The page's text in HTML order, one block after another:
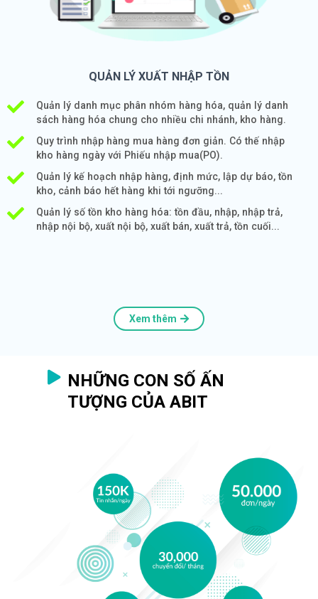
QUẢN LÝ XUẤT NHẬP TỒN
Quản lý danh mục phân nhóm hàng hóa, quản lý danh
sách hàng hóa chung cho nhiều chi nhánh, kho hàng.
Quy trình nhập hàng mua hàng đơn giản. Có thế nhập
kho hàng ngày với Phiếu nhập mua(PO).
Quản lý kế hoạch nhập hàng, định mức, lập dự báo, tồn
kho, cảnh báo hết hàng khi tới ngưỡng...
Quản lý số tồn kho hàng hóa: tồn đầu, nhập, nhập trả,
nhập nội bộ, xuất nội bộ, xuất bán, xuất trả, tồn cuối...
Xem thêm
NHỮNG CON SỐ ẤN
TƯỢNG CỦA ABIT